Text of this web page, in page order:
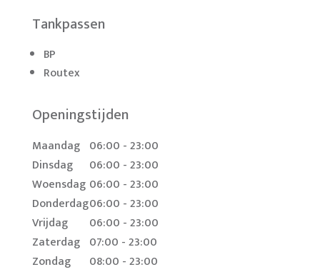
Tankpassen
BP
Routex
Openingstijden
Maandag 06:00 - 23:00
Dinsdag
06:00 - 23:00
Woensdag 06:00 - 23:00
Donderdag06:00 - 23:00
Vrijdag
06:00 - 23:00
Zaterdag 07:00 - 23:00
Zondag
08:00 - 23:00